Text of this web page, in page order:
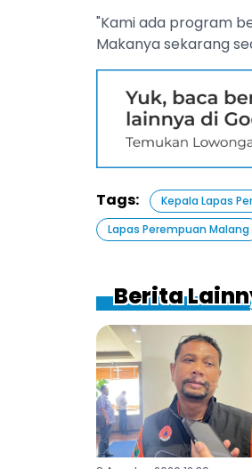
"Kami ada program
Makanya sekarang
Tags: Kepala Lapas
Lapas Perempuan Malang
Berita